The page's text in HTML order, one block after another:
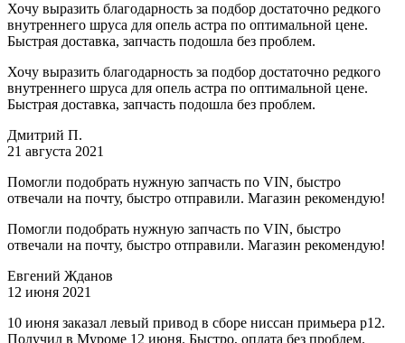
Хочу выразить благодарность за подбор достаточно редкого
внутреннего шруса для опель астра по оптимальной цене.
Быстрая доставка, запчасть подошла без проблем.
Хочу выразить благодарность за подбор достаточно редкого
внутреннего шруса для опель астра по оптимальной цене.
Быстрая доставка, запчасть подошла без проблем.
Дмитрий П.
21 августа 2021
Помогли подобрать нужную запчасть по VIN, быстро
отвечали на почту, быстро отправили. Магазин рекомендую!
Помогли подобрать нужную запчасть по VIN, быстро
отвечали на почту, быстро отправили. Магазин рекомендую!
Евгений Жданов
12 июня 2021
10 июня заказал левый привод в сборе ниссан примьера р12.
Получил в Муроме 12 июня. Быстро, оплата без проблем.